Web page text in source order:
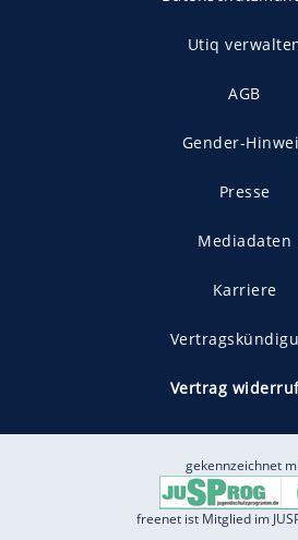
Utiq
AGB
Gender-
Presse
Mediadaten
Karriere
Vertrag
gekennzeichnet
freenet ist Mitglied im